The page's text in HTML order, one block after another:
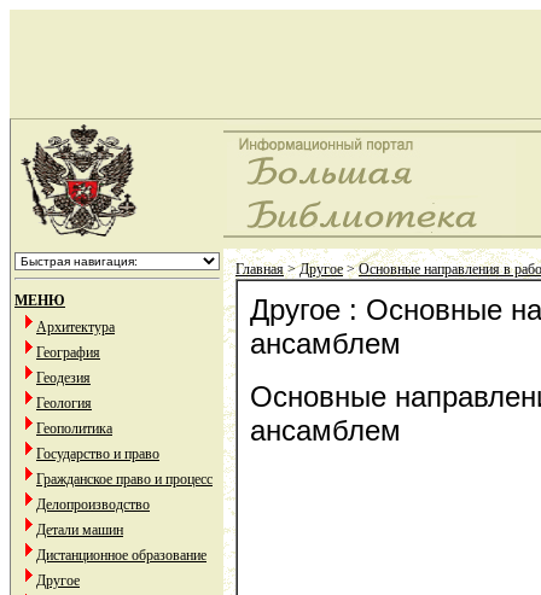
МЕНЮ
Архитектура
География
Геодезия
Геология
Геополитика
Государство и право
Гражданское право и процесс
Делопроизводство
Детали машин
Дистанционное образование
Другое
Главная>Другое>Основные направления в
Другое : Основные
ансамблем
Основные
ансамблем